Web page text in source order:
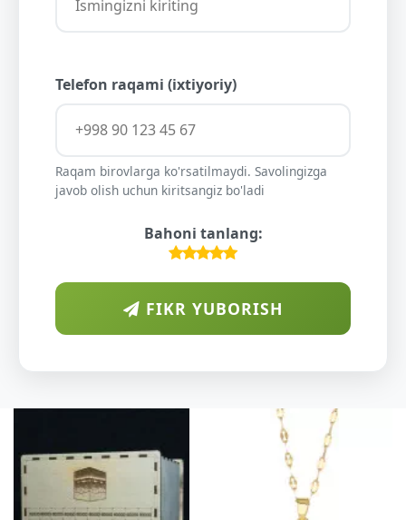
Telefon raqami (ixtiyoriy)
Raqam birovlarga ko'rsatilmaydi. Savolingizga
javob olish uchun kiritsangiz bo'ladi
Bahoni tanlang:
FIKR YUBORISH